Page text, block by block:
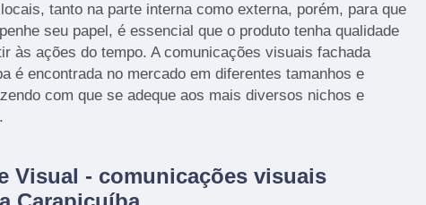
tanto na parte interna como externa, porém, para que
seu papel, é essencial que o produto tenha qualidade
às ações do tempo. A comunicações visuais fachada
é encontrada no mercado em diferentes tamanhos e
com que se adeque aos mais diversos nichos e
Visual - comunicações visuais